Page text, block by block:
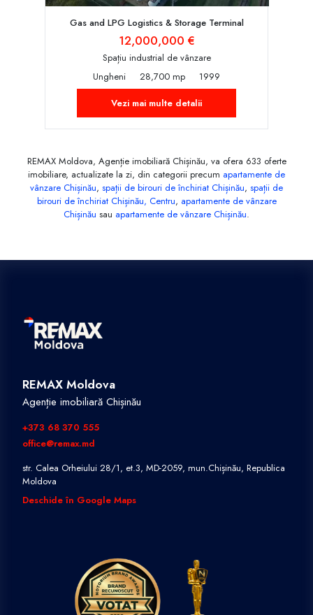
Gas and LPG Logistics & Storage Terminal
12,000,000 €
Spațiu industrial de vânzare
Ungheni
28,700 mp
1999
Vezi mai multe detalii
REMAX Moldova, Agenție imobiliară Chișinău, va ofera 633 oferte
imobiliare, actualizate la zi, din categorii precum apartamente de
vânzare Chișinău, spații de birouri de închiriat Chișinău, spații de
birouri de închiriat Chișinău, Centru, apartamente de vânzare
Chișinău sau apartamente de vânzare Chișinău.
REMAX Moldova
Agenție imobiliară Chișinău
+373 68 370 555
office@remax.md
str. Calea Orheiului 28/1, et.3, MD-2059, mun.Chișinău, Republica
Moldova
Deschide în Google Maps